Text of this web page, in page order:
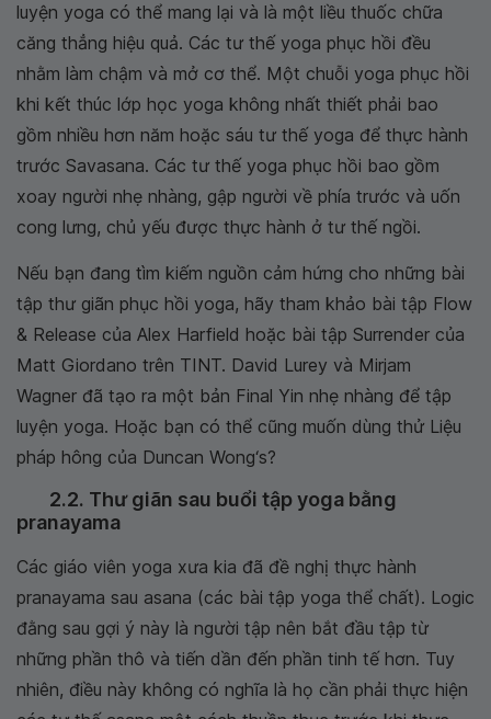
luyện yoga có thể mang lại và là một liều thuốc chữa
căng thẳng hiệu quả. Các tư thế yoga phục hồi đều
nhằm làm chậm và mở cơ thể. Một chuỗi yoga phục hồi
khi kết thúc lớp học yoga không nhất thiết phải bao
gồm nhiều hơn năm hoặc sáu tư thế yoga để thực hành
trước Savasana. Các tư thế yoga phục hồi bao gồm
xoay người nhẹ nhàng, gập người về phía trước và uốn
cong lưng, chủ yếu được thực hành ở tư thế ngồi.
Nếu bạn đang tìm kiếm nguồn cảm hứng cho những bài
tập thư giãn phục hồi yoga, hãy tham khảo bài tập Flow
& Release của Alex Harfield hoặc bài tập Surrender của
Matt Giordano trên TINT. David Lurey và Mirjam
Wagner đã tạo ra một bản Final Yin nhẹ nhàng để tập
luyện yoga. Hoặc bạn có thể cũng muốn dùng thử Liệu
pháp hông của Duncan Wong‘s?
2.2. Thư giãn sau buổi tập yoga bằng
pranayama
Các giáo viên yoga xưa kia đã đề nghị thực hành
pranayama sau asana (các bài tập yoga thể chất). Logic
đằng sau gợi ý này là người tập nên bắt đầu tập từ
những phần thô và tiến dần đến phần tinh tế hơn. Tuy
nhiên, điều này không có nghĩa là họ cần phải thực hiện